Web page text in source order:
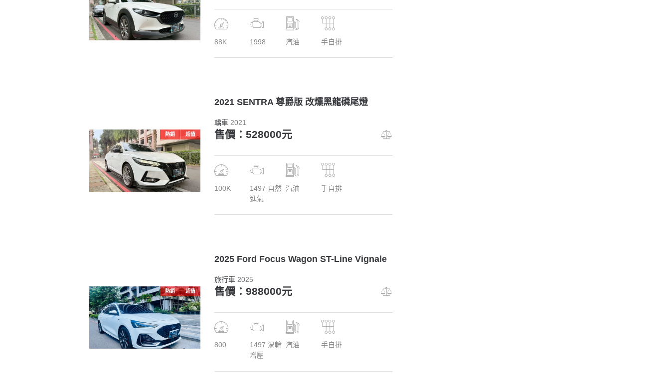
88K 1998 汽油 手自排
熱銷 超值
2021 SENTRA 尊爵版 改燻黑龍磷尾燈
轎車 2021
售價：528000元
100K
1497 自然
進氣
汽油 手自排
熱銷 超值
2025 Ford Focus Wagon ST-Line Vignale
旅行車 2025
售價：988000元
800
1497 渦輪
增壓
汽油 手自排